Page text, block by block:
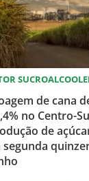
de cana
no Centro-
de
segunda